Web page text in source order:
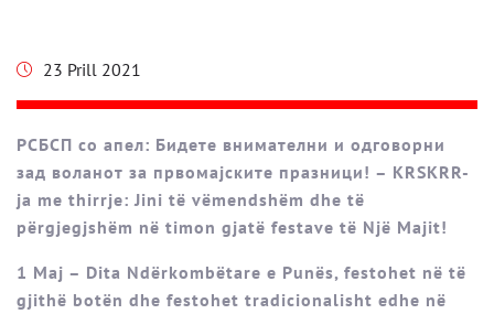
23 Prill 2021
РСБСП со апел: Бидете внимателни и одговорни
зад воланот за првомајските празници! – KRSKRR-
ja me thirrje: Jini të vëmendshëm dhe të
përgjegjshëm në timon gjatë festave të Një Majit!
1 Maj – Dita Ndërkombëtare e Punës, festohet në të
gjithë botën dhe festohet tradicionalisht edhe në